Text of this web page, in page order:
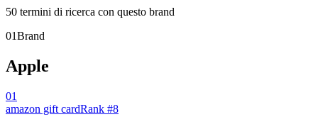
50 termini di ricerca con questo brand
01Brand
Apple
01
amazon gift cardRank #8